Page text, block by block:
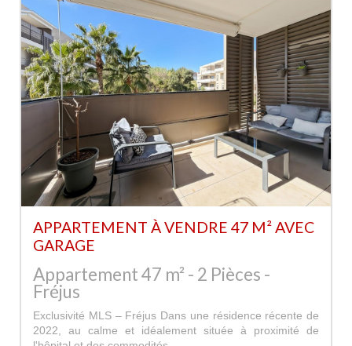
APPARTEMENT À VENDRE 47 M² AVEC
GARAGE
Appartement 47 m² - 2 Pièces -
Fréjus
Exclusivité MLS – Fréjus Dans une résidence récente de
2022, au calme et idéalement située à proximité de